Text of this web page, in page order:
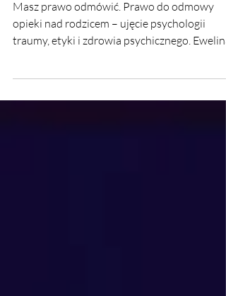
traumy, etyki i zdrowia
psychicznego
opieki nad rodzicem – ujęcie psychologii
traumy, etyki i zdrowia psychicznego. Ewelina